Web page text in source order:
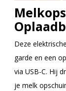
Deze
garde en een
via USB-C. Hij
je melk